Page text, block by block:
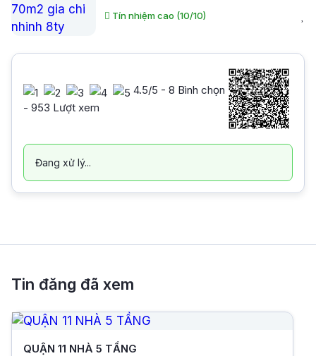
Tín nhiệm cao (10/10)
4.5/5 - 8 Bình chọn
- 953 Lượt xem
Đang xử lý...
Tin đăng đã xem
QUẬN 11 NHÀ 5 TẦNG